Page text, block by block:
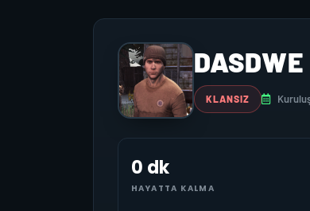
DASDWE
KLANSIZ
0 dk
HAYATTA KALMA